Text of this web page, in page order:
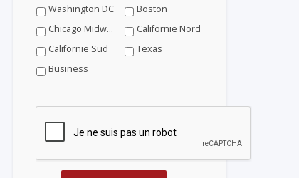
Washington DC
Boston
Chicago Midwest
Californie Nord
Californie Sud
Texas
Business